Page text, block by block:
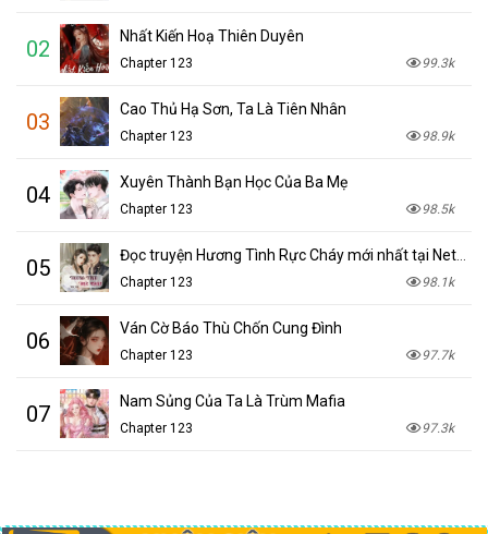
02 Nhất Kiến Hoạ Thiên Duyên
Chapter 123 99.3k
03 Cao Thủ Hạ Sơn, Ta Là Tiên Nhân
Chapter 123 98.9k
04 Xuyên Thành Bạn Học Của Ba Mẹ
Chapter 123 98.5k
05
Chapter 123 98.1k
06 Ván Cờ Báo Thù Chốn Cung Đình
Chapter 123 97.7k
07 Nam Sủng Của Ta Là Trùm Mafia
Chapter 123 97.3k